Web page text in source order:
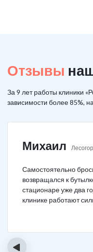
Отзывы
За 9 лет работы клиники
зависимости более 85%,
Михаил
Самостоятельно
возвращался к
стационаре уже два
клинике работают
‹